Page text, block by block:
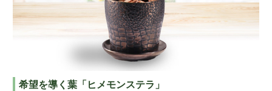
希望を導く葉「ヒメモンステラ」